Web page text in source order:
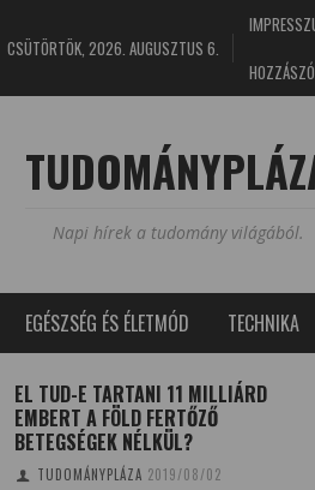
CSÜTÖRTÖK, 2026. AUGUSZTUS 6.
Napi hírek a tudomány világából.
EGÉSZSÉG ÉS ÉLETMÓD TECHNIKA
EL TUD-E TARTANI 11 MILLIÁRD
EMBERT A FÖLD FERTŐZŐ
BETEGSÉGEK NÉLKÜL?
TUDOMÁNYPLÁZA 2019/08/02